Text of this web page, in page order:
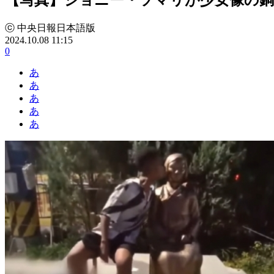
ⓒ 中央日報日本語版
2024.10.08 11:15
0
あ
あ
あ
あ
あ